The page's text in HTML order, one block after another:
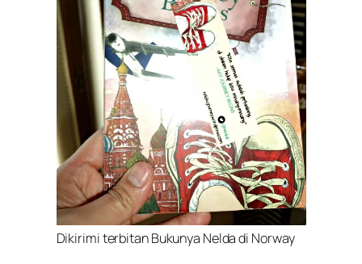
Dikirimi terbitan Bukunya Nelda di Norway